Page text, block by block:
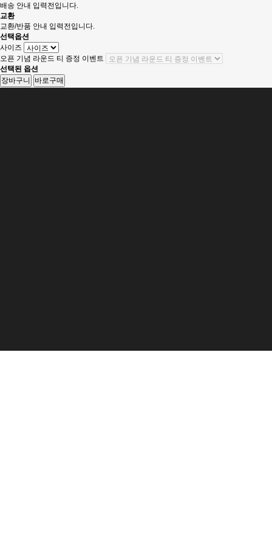
배송 안내 입력전입니다.
교환
교환/반품 안내 입력전입니다.
선택옵션
사이즈
오픈 기념 라운드 티 증정 이벤트
선택된 옵션
장바구니
바로구매